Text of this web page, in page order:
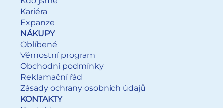
Kariéra
Expanze
NÁKUPY
Oblíbené
Věrnostní program
Obchodní podmínky
Reklamační řád
Zásady ochrany osobních údajů
KONTAKTY